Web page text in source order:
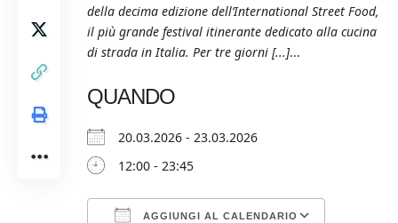
della decima edizione dell’International Street Food,
il più grande festival itinerante dedicato alla cucina
di strada in Italia. Per tre giorni [...]...
QUANDO
20.03.2026 - 23.03.2026
12:00 - 23:45
AGGIUNGI AL CALENDARIO